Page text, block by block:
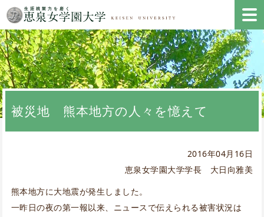
被災地 熊本地方の人々を憶えて
2016年04月16日
恵泉女学園大学学長 大日向雅美
熊本地方に大地震が発生しました。
一昨日の夜の第一報以来、ニュースで伝えられる被害状況は